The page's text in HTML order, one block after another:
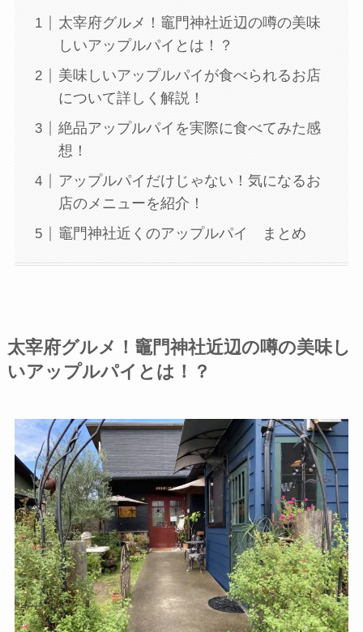
太宰府グルメ！竈門神社近辺の噂の美味
しいアップルパイとは！？
美味しいアップルパイが食べられるお店
について詳しく解説！
絶品アップルパイを実際に食べてみた感
想！
アップルパイだけじゃない！気になるお
店のメニューを紹介！
竈門神社近くのアップルパイ まとめ
太宰府グルメ！竈門神社近辺の噂の美味し
いアップルパイとは！？